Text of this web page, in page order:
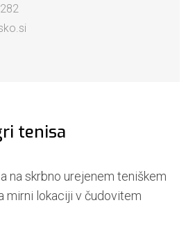
tenisa
na skrbno urejenem teniškem
mirni lokaciji v čudovitem